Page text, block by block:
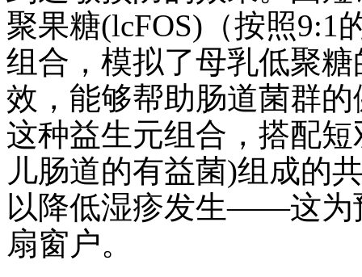
聚果糖(lcFOS)（按照9:1
组合，模拟了母乳低聚
效，能够帮助肠道菌群
这种益生元组合，搭配
儿肠道的有益菌)组成的
以降低湿疹发生——这为
扇窗户。